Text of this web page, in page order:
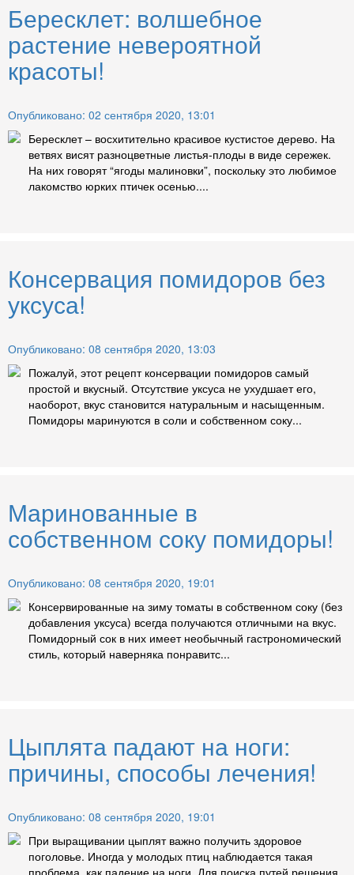
Бересклет: волшебное
растение невероятной
красоты!
Опубликовано: 02 сентября 2020, 13:01
Бересклет – восхитительно красивое кустистое дерево. На
ветвях висят разноцветные листья-плоды в виде сережек.
На них говорят “ягоды малиновки”, поскольку это любимое
лакомство юрких птичек осенью....
Консервация помидоров без
уксуса!
Опубликовано: 08 сентября 2020, 13:03
Пожалуй, этот рецепт консервации помидоров самый
простой и вкусный. Отсутствие уксуса не ухудшает его,
наоборот, вкус становится натуральным и насыщенным.
Помидоры маринуются в соли и собственном соку...
Маринованные в
собственном соку помидоры!
Опубликовано: 08 сентября 2020, 19:01
Консервированные на зиму томаты в собственном соку (без
добавления уксуса) всегда получаются отличными на вкус.
Помидорный сок в них имеет необычный гастрономический
стиль, который наверняка понравитс...
Цыплята падают на ноги:
причины, способы лечения!
Опубликовано: 08 сентября 2020, 19:01
При выращивании цыплят важно получить здоровое
поголовье. Иногда у молодых птиц наблюдается такая